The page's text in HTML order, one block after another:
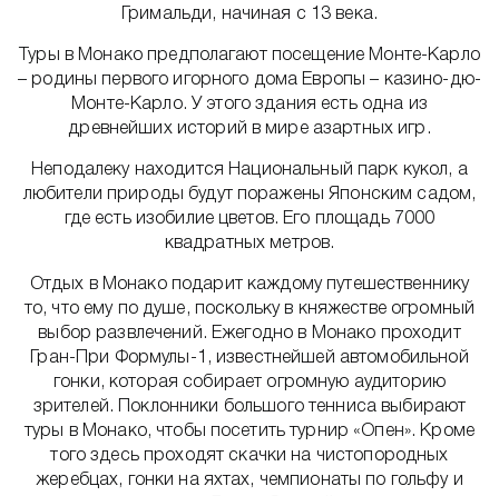
Гримальди, начиная с 13 века.
Туры в Монако предполагают посещение Монте-Карло
– родины первого игорного дома Европы – казино-дю-
Монте-Карло. У этого здания есть одна из
древнейших историй в мире азартных игр.
Неподалеку находится Национальный парк кукол, а
любители природы будут поражены Японским садом,
где есть изобилие цветов. Его площадь 7000
квадратных метров.
Отдых в Монако подарит каждому путешественнику
то, что ему по душе, поскольку в княжестве огромный
выбор развлечений. Ежегодно в Монако проходит
Гран-При Формулы-1, известнейшей автомобильной
гонки, которая собирает огромную аудиторию
зрителей. Поклонники большого тенниса выбирают
туры в Монако, чтобы посетить турнир «Опен». Кроме
того здесь проходят скачки на чистопородных
жеребцах, гонки на яхтах, чемпионаты по гольфу и